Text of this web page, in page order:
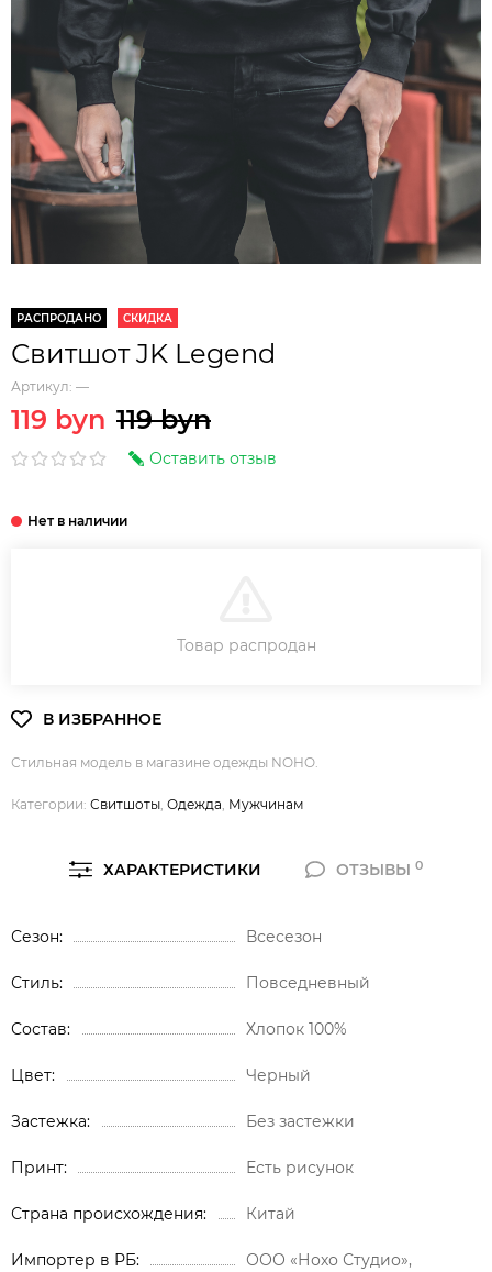
РАСПРОДАНО СКИДКА
Свитшот JK Legend
Артикул: —
119 byn 119 byn
Оставить отзыв
Товар распродан
Стильная модель в магазине одежды NOHO.
Категории: Свитшоты, Одежда, Мужчинам
ХАРАКТЕРИСТИКИ ОТЗЫВЫ0
Сезон Всесезон
Стиль Повседневный
Состав Хлопок 100%
Цвет Черный
Застежка Без застежки
Принт Есть рисунок
Страна происхождения Китай
Импортер в РБ
ООО «Нохо Студио»,